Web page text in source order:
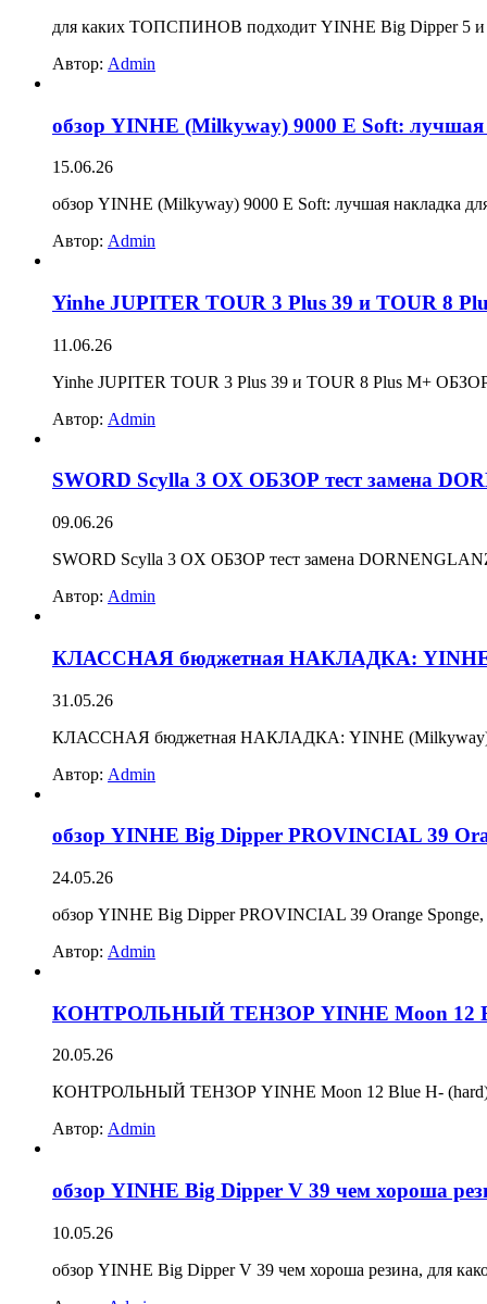
для каких ТОПСПИНОВ подходит YINHE Big Dipper 5 и
Автор: Admin
обзор YINHE (Milkyway) 9000 E Soft:
15.06.26
обзор YINHE (Milkyway) 9000 E Soft: лучшая накладка
Автор: Admin
Yinhe JUPITER TOUR 3 Plus 39 и TOUR 8
11.06.26
Yinhe JUPITER TOUR 3 Plus 39 и TOUR 8 Plus M+
Автор: Admin
SWORD Scylla 3 OX ОБЗОР тест замена
09.06.26
SWORD Scylla 3 OX ОБЗОР тест замена
Автор: Admin
КЛАССНАЯ бюджетная НАКЛАДКА: YINHE
31.05.26
КЛАССНАЯ бюджетная НАКЛАДКА: YINHE (Milkyway)
Автор: Admin
обзор YINHE Big Dipper PROVINCIAL 39
24.05.26
обзор YINHE Big Dipper PROVINCIAL 39 Orange
Автор: Admin
КОНТРОЛЬНЫЙ ТЕНЗОР YINHE Moon 12
20.05.26
КОНТРОЛЬНЫЙ ТЕНЗОР YINHE Moon 12 Blue H- (hard)
Автор: Admin
обзор YINHE Big Dipper V 39 чем хороша
10.05.26
обзор YINHE Big Dipper V 39 чем хороша резина, для